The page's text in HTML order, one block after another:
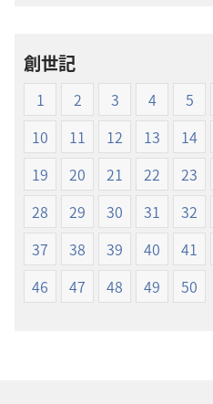
創世記
1 2 3 4 5
10
11 12 13 14
19
20 21 22 23
28
29 30 31 32
37
38 39 40 41
46
47 48 49 50